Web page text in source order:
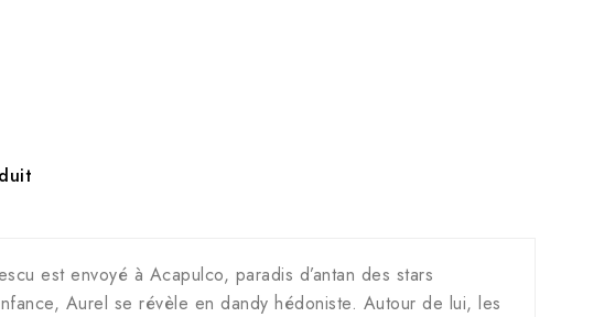
est envoyé à Acapulco, paradis d’antan des stars
Aurel se révèle en dandy hédoniste. Autour de lui, les